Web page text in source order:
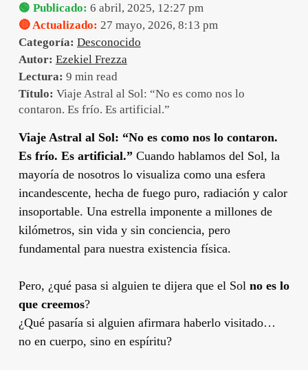
🟢 Publicado: 6 abril, 2025, 12:27 pm
🔴 Actualizado: 27 mayo, 2026, 8:13 pm
Categoría: Desconocido
Autor: Ezekiel Frezza
Lectura: 9 min read
Título: Viaje Astral al Sol: “No es como nos lo
contaron. Es frío. Es artificial.”
Viaje Astral al Sol: “No es como nos lo contaron.
Es frío. Es artificial.”Cuando hablamos del Sol, la
mayoría de nosotros lo visualiza como una esfera
incandescente, hecha de fuego puro, radiación y calor
insoportable. Una estrella imponente a millones de
kilómetros, sin vida y sin conciencia, pero
fundamental para nuestra existencia física.
Pero, ¿qué pasa si alguien te dijera que el Sol no es lo
que creemos?
¿Qué pasaría si alguien afirmara haberlo visitado…
no en cuerpo, sino en espíritu?